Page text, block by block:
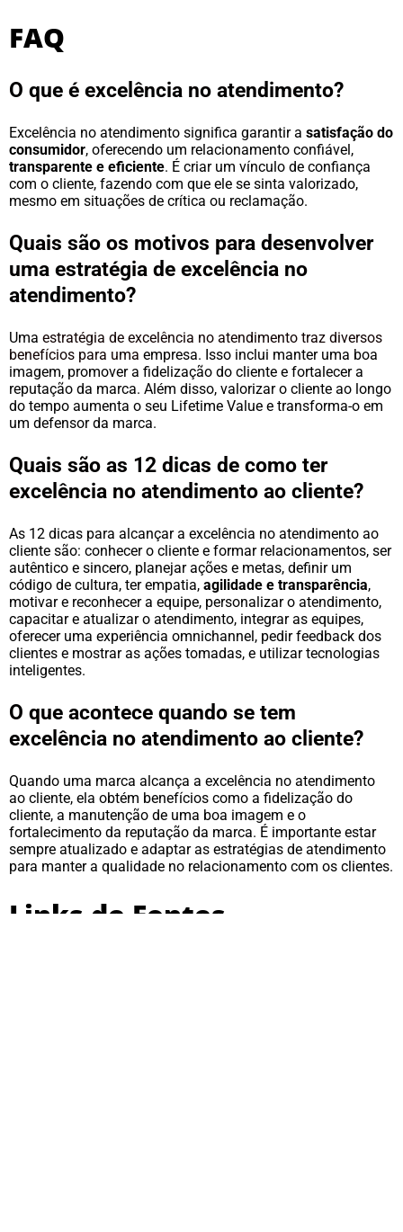
FAQ
O que é excelência no atendimento?
Excelência no atendimento significa garantir a satisfação do
consumidor, oferecendo um relacionamento confiável,
transparente e eficiente. É criar um vínculo de confiança
com o cliente, fazendo com que ele se sinta valorizado,
mesmo em situações de crítica ou reclamação.
Quais são os motivos para desenvolver
uma estratégia de excelência no
atendimento?
Uma estratégia de excelência no atendimento traz diversos
benefícios para uma empresa. Isso inclui manter uma boa
imagem, promover a fidelização do cliente e fortalecer a
reputação da marca. Além disso, valorizar o cliente ao longo
do tempo aumenta o seu Lifetime Value e transforma-o em
um defensor da marca.
Quais são as 12 dicas de como ter
excelência no atendimento ao cliente?
As 12 dicas para alcançar a excelência no atendimento ao
cliente são: conhecer o cliente e formar relacionamentos, ser
autêntico e sincero, planejar ações e metas, definir um
código de cultura, ter empatia, agilidade e transparência,
motivar e reconhecer a equipe, personalizar o atendimento,
capacitar e atualizar o atendimento, integrar as equipes,
oferecer uma experiência omnichannel, pedir feedback dos
clientes e mostrar as ações tomadas, e utilizar tecnologias
inteligentes.
O que acontece quando se tem
excelência no atendimento ao cliente?
Quando uma marca alcança a excelência no atendimento
ao cliente, ela obtém benefícios como a fidelização do
cliente, a manutenção de uma boa imagem e o
fortalecimento da reputação da marca. É importante estar
sempre atualizado e adaptar as estratégias de atendimento
para manter a qualidade no relacionamento com os clientes.
Links de Fontes